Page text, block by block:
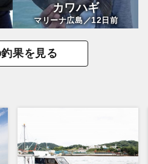
カワハギ
マリーナ広島／12日前
果を見る